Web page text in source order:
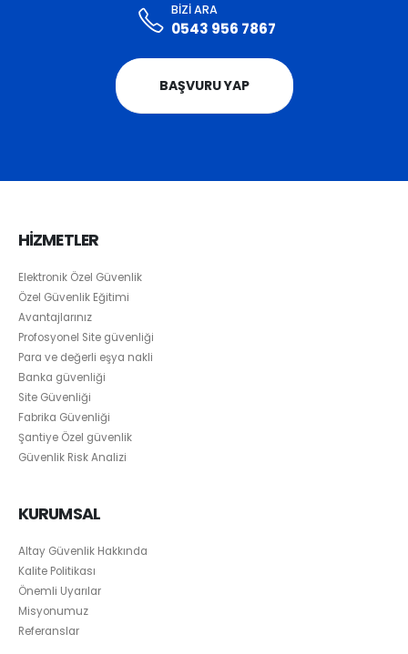
BIZI ARA
0543 956 7867
BAŞVURU YAP
HİZMETLER
Elektronik Özel Güvenlik
Özel Güvenlik Eğitimi
Avantajlarınız
Profosyonel Site güvenliği
Para ve değerli eşya nakli
Banka güvenliği
Site Güvenliği
Fabrika Güvenliği
Şantiye Özel güvenlik
Güvenlik Risk Analizi
KURUMSAL
Altay Güvenlik Hakkında
Kalite Politikası
Önemli Uyarılar
Misyonumuz
Referanslar